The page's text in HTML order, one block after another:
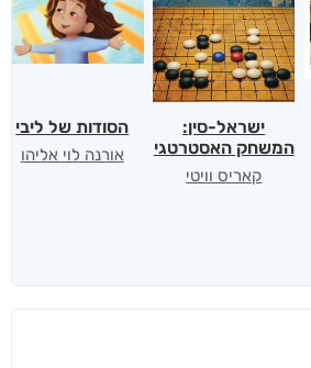
ישראל-סין:
המשחק האסטרטגי
קאריס וויטי
הסודות של ליבי
אורנה לוי אליהו